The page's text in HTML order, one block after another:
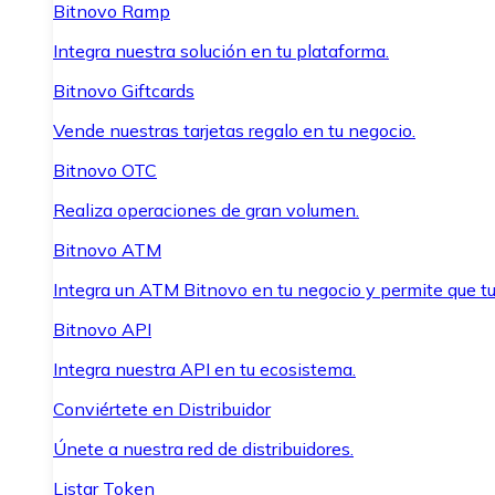
Bitnovo Ramp
Integra nuestra solución en tu plataforma.
Bitnovo Giftcards
Vende nuestras tarjetas regalo en tu negocio.
Bitnovo OTC
Realiza operaciones de gran volumen.
Bitnovo ATM
Integra un ATM Bitnovo en tu negocio y permite que
Bitnovo API
Integra nuestra API en tu ecosistema.
Conviértete en Distribuidor
Únete a nuestra red de distribuidores.
Listar Token